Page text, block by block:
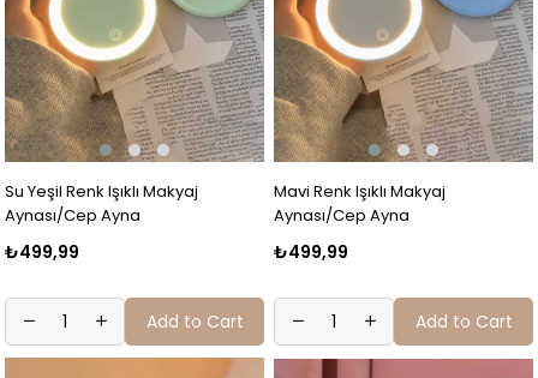
Su Yeşil Renk Işıklı Makyaj
Aynası/Cep Ayna
₺499,99
Add to Cart
Mavi Renk Işıklı Makyaj
Aynası/Cep Ayna
₺499,99
Add to Cart